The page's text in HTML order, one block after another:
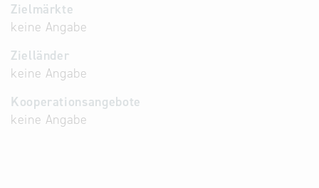
Zielmärkte
keine Angabe
Zielländer
keine Angabe
Kooperationsangebote
keine Angabe